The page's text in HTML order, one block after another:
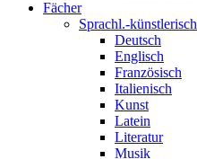
Fächer
Sprachl.-künstlerisch
Deutsch
Englisch
Französisch
Italienisch
Kunst
Latein
Literatur
Musik